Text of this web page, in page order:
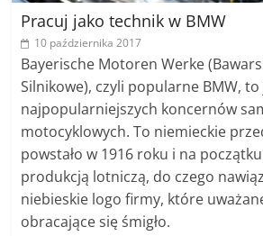
Pracuj jako technik w BMW
10 października 2017
Bayerische Motoren Werke
Silnikowe), czyli popularne BMW, to
najpopularniejszych koncernów
motocyklowych. To niemieckie
powstało w 1916 roku i na
produkcją lotniczą, do czego
niebieskie logo firmy, które
obracające się śmigło.